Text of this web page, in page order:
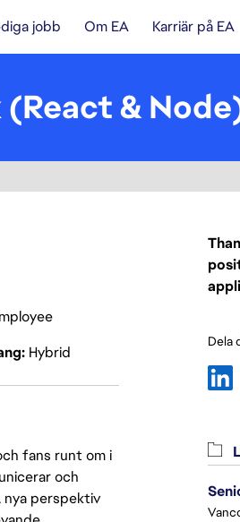
jobb Om EA Karriär på EA
&
Hybrid
fans runt om i
och
nya perspektiv
Dela